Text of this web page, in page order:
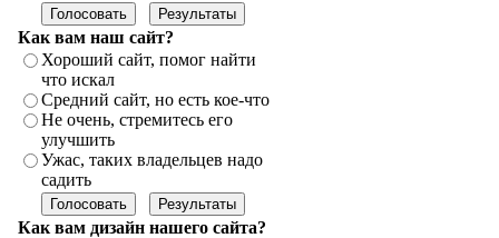
Как вам наш сайт?
Хороший сайт, помог найти
что искал
Средний сайт, но есть кое-что
Не очень, стремитесь его
улучшить
Ужас, таких владельцев надо
садить
Как вам дизайн нашего сайта?